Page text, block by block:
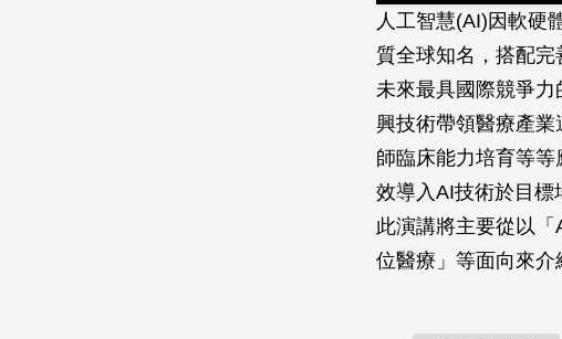
人工智慧(AI)因軟硬
質全球知名，搭配
未來最具國際競爭
興技術帶領醫療產
師臨床能力培育等
效導入AI技術於目標
此演講將主要從以
位醫療」等面向來介